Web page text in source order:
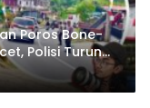
Poros Bone-
Polisi Turun